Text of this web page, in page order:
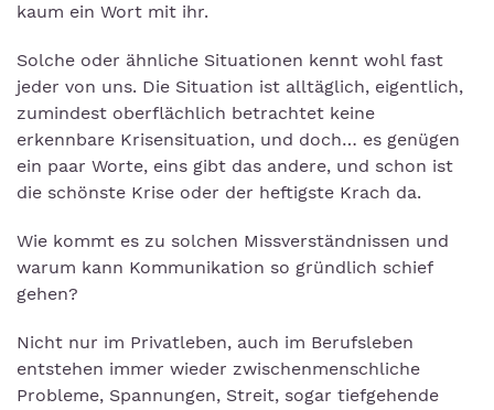
kaum ein Wort mit ihr.
Solche oder ähnliche Situationen kennt wohl fast
jeder von uns. Die Situation ist alltäglich, eigentlich,
zumindest oberflächlich betrachtet keine
erkennbare Krisensituation, und doch… es genügen
ein paar Worte, eins gibt das andere, und schon ist
die schönste Krise oder der heftigste Krach da.
Wie kommt es zu solchen Missverständnissen und
warum kann Kommunikation so gründlich schief
gehen?
Nicht nur im Privatleben, auch im Berufsleben
entstehen immer wieder zwischenmenschliche
Probleme, Spannungen, Streit, sogar tiefgehende